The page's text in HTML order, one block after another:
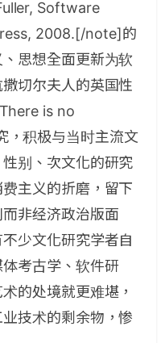
Software
2008.[/note]的
思想全面更新为软
切尔夫人的英国性
is no
，积极与当时主流文
别、次文化的研究
主义的折磨，留下
非经济政治版面
少文化研究学者自
考古学、软件研
的处境就更难堪，
技术的剩余物，惨